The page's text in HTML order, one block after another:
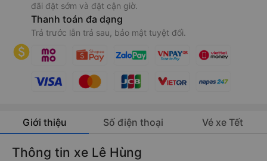
đãi đặt sớm và đặt cận giờ.
Thanh toán đa dạng
Trả trước lẫn trả sau, bảo mật tuyệt đối.
Giới thiệu Số điện thoại Vé xe Tết
Thông tin xe Lê Hùng